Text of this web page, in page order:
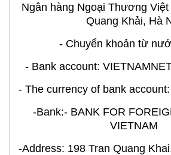
Ngân hàng Ngoại Thương Việt
Quang Khải, Hà
- Chuyển khoản từ
- Bank account:
- The currency of bank
-Bank:- BANK FOR
VIETNAM
-Address: 198 Tran Quang